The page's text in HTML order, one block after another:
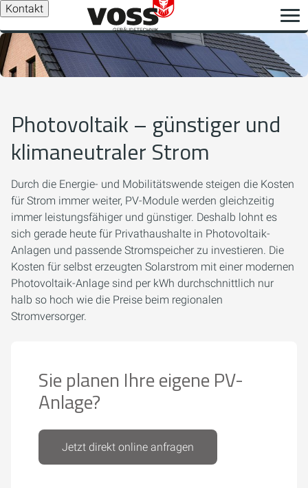
Kontakt
Photovoltaik – günstiger und
klimaneutraler Strom
Durch die Energie- und Mobilitätswende steigen die Kosten
für Strom immer weiter, PV-Module werden gleichzeitig
immer leistungsfähiger und günstiger. Deshalb lohnt es
sich gerade heute für Privathaushalte in Photovoltaik-
Anlagen und passende Stromspeicher zu investieren. Die
Kosten für selbst erzeugten Solarstrom mit einer modernen
Photovoltaik-Anlage sind per kWh durchschnittlich nur
halb so hoch wie die Preise beim regionalen
Stromversorger.
Sie planen Ihre eigene PV-
Anlage?
Jetzt direkt online anfragen